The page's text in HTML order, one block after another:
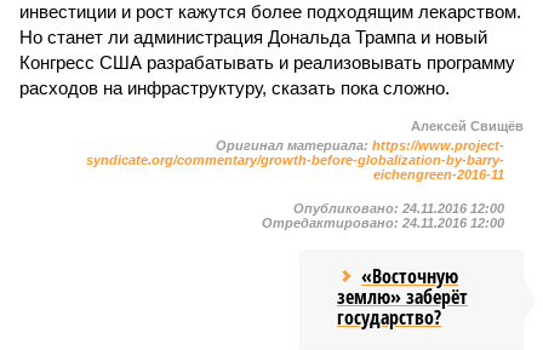
инвестиции и рост кажутся более подходящим лекарством.
Но станет ли администрация Дональда Трампа и новый
Конгресс США разрабатывать и реализовывать программу
расходов на инфраструктуру, сказать пока сложно.
Алексей Свищёв
Оригинал материала: https://www.project-
syndicate.org/commentary/growth-before-globalization-by-barry-
eichengreen-2016-11
Опубликовано: 24.11.2016 12:00
Отредактировано: 24.11.2016 12:00
«Восточную
землю» заберёт
государство?